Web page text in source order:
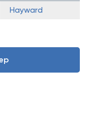
Hayward